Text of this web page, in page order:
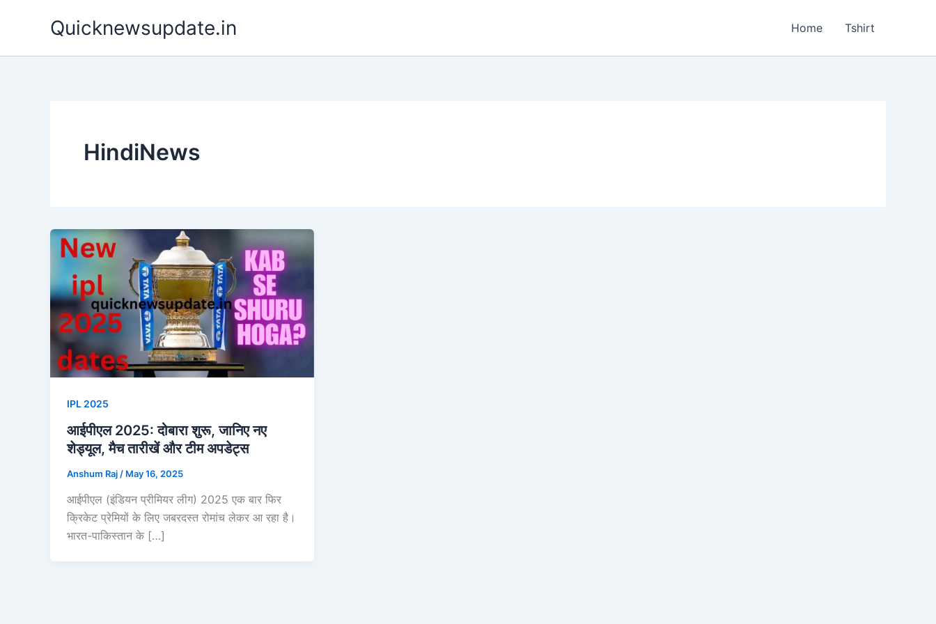
Quicknewsupdate.in Home Tshirt
HindiNews
IPL 2025
आईपीएल 2025: दोबारा शुरू, जानिए नए
शेड्यूल, मैच तारीखें और टीम अपडेट्स
Anshum Raj / May 16, 2025
आईपीएल (इंडियन प्रीमियर लीग) 2025 एक बार फिर
क्रिकेट प्रेमियों के लिए जबरदस्त रोमांच लेकर आ रहा है।
भारत-पाकिस्तान के […]